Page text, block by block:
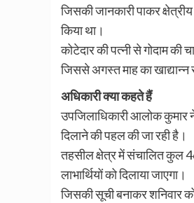
जिसकी जानकारी पाकर
किया था।
कोटेदार की पत्नी से गोदाम की
जिससे अगस्त माह का खाद्यान्न
अधिकारी क्या कहते हैं
उपजिलाधिकारी आलोक कुमार
दिलाने की पहल की जा रही है।
तहसील क्षेत्र में संचालित कुल
लाभार्थियों को दिलाया जाएगा।
जिसकी सूची बनाकर शनिवार